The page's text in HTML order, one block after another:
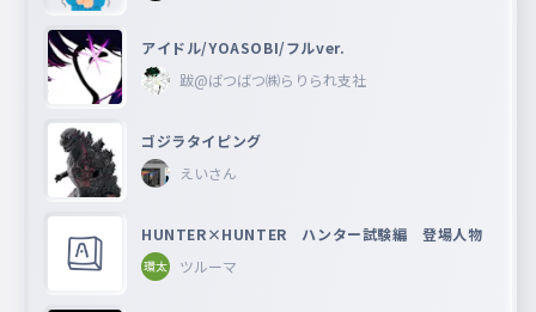
アイドル/YOASOBI/フルver.
跋@ばつばつ㈱らりられ支社
ゴジラタイピング
えいさん
HUNTER×HUNTER ハンター試験編 登場人物
ツルーマ